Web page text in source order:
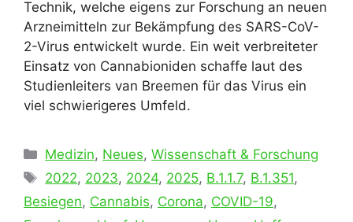
Technik, welche eigens zur Forschung an neuen
Arzneimitteln zur Bekämpfung des SARS-CoV-
2-Virus entwickelt wurde. Ein weit verbreiteter
Einsatz von Cannabioniden schaffe laut des
Studienleiters van Breemen für das Virus ein
viel schwierigeres Umfeld.
Kategorien
Medizin, Neues,Wissenschaft & Forschung
Schlagwörter
2022, 2023, 2024, 2025, B.1.1.7, B.1.351,
Besiegen, Cannabis, Corona, COVID-19,